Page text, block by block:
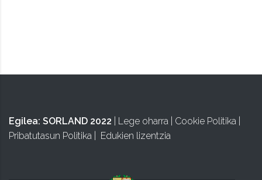
Egilea: SORLAND 2022 Lege oharra Cookie Politika
Pribatutasun Politika
Edukien lizentzia